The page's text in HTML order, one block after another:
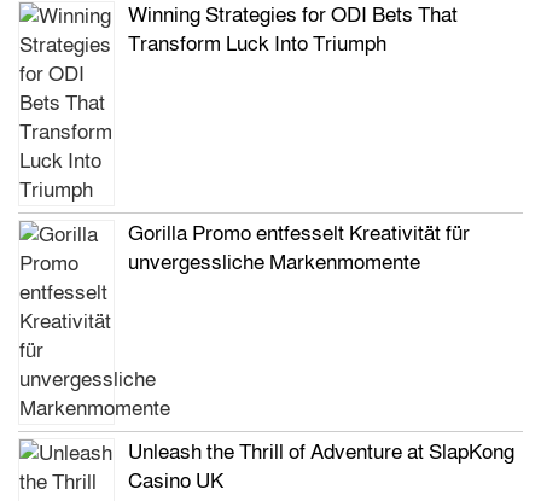
Winning Strategies for ODI Bets That
Transform Luck Into Triumph
Gorilla Promo entfesselt Kreativität für
unvergessliche Markenmomente
Unleash the Thrill of Adventure at SlapKong
Casino UK